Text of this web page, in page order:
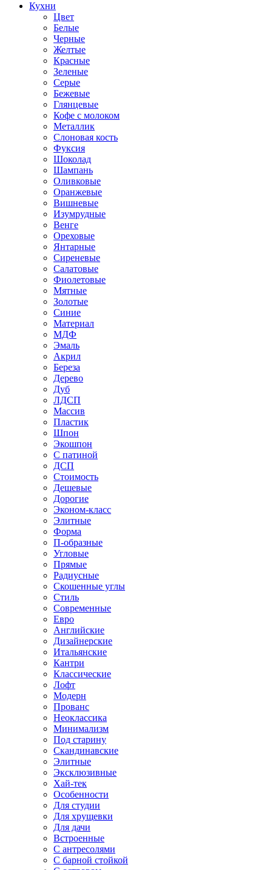
Кухни
Цвет
Белые
Черные
Желтые
Красные
Зеленые
Серые
Бежевые
Глянцевые
Кофе с молоком
Металлик
Слоновая кость
Фуксия
Шоколад
Шампань
Оливковые
Оранжевые
Вишневые
Изумрудные
Венге
Ореховые
Янтарные
Сиреневые
Салатовые
Фиолетовые
Мятные
Золотые
Синие
Материал
МДФ
Эмаль
Акрил
Береза
Дерево
Дуб
ЛДСП
Массив
Пластик
Шпон
Экошпон
С патиной
ДСП
Стоимость
Дешевые
Дорогие
Эконом-класс
Элитные
Форма
П-образные
Угловые
Прямые
Радиусные
Скошенные углы
Стиль
Современные
Евро
Английские
Дизайнерские
Итальянские
Кантри
Классические
Лофт
Модерн
Прованс
Неоклассика
Минимализм
Под старину
Скандинавские
Элитные
Эксклюзивные
Хай-тек
Особенности
Для студии
Для хрущевки
Для дачи
Встроенные
С антресолями
С барной стойкой